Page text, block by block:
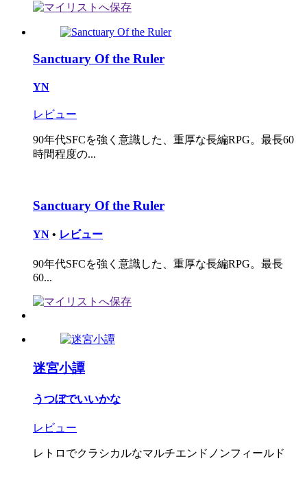
Sanctuary Of the Ruler
YN
レビュー
90年代SFCを強く意識した、重厚な長編RPG。最長60
時間程度の...
Sanctuary Of the Ruler
YN • レビュー
90年代SFCを強く意識した、重厚な長編RPG。最長
60...
迷宮小譚
うつぼでいいかな
レビュー
レトロでクラシカルなマルチエンドノンフィールド